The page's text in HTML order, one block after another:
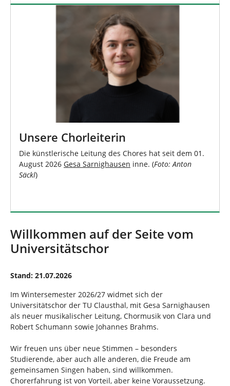
Unsere Chorleiterin
Die künstlerische Leitung des Chores hat seit dem 01.
August 2026 Gesa Sarnighausen inne. (Foto: Anton
Säckl)
Willkommen auf der Seite vom
Universitätschor
Stand: 21.07.2026
Im Wintersemester 2026/27 widmet sich der
Universitätschor der TU Clausthal, mit Gesa Sarnighausen
als neuer musikalischer Leitung, Chormusik von Clara und
Robert Schumann sowie Johannes Brahms.
Wir freuen uns über neue Stimmen – besonders
Studierende, aber auch alle anderen, die Freude am
gemeinsamen Singen haben, sind willkommen.
Chorerfahrung ist von Vorteil, aber keine Voraussetzung.